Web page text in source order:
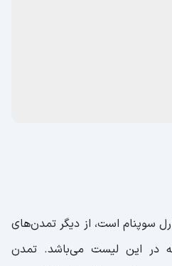
سوپنام است، از دیگر تمدن‌های
در این لیست می‌باشد. تمدن